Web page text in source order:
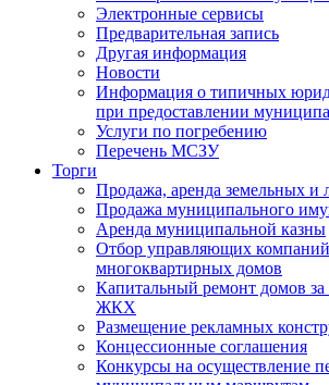
Электронные сервисы
Предварительная запись
Другая информация
Новости
Информация о типичных
при предоставлении
Услуги по погребению
Перечень МСЗУ
Торги
Продажа, аренда земельных и
Продажа муниципального
Аренда муниципальной казны
Отбор управляющих
многоквартирных домов
Капитальный ремонт домов за
ЖКХ
Размещение рекламных
Концессионные соглашения
Конкурсы на осуществление